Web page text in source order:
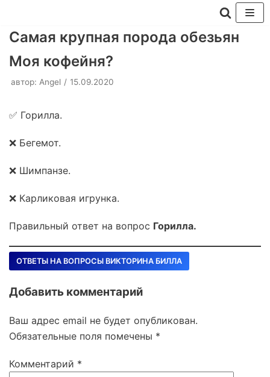
Перейти
содержимому
Самая крупная порода обезьян
Моя кофейня?
автор: Angel 15.09.2020
✅ Горилла.
❌ Бегемот.
❌ Шимпанзе.
❌ Карликовая игрунка.
Правильный ответ на вопрос Горилла.
ОТВЕТЫ НА ВОПРОСЫ ВИКТОРИНА БИЛЛА
Добавить комментарий
Ваш адрес email не будет опубликован.
Обязательные поля помечены *
Комментарий *